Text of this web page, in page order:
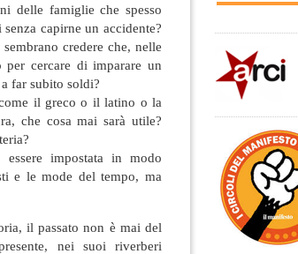
delle famiglie che spesso
capirne un accidente?
credere che, nelle
cercare di imparare un
far subito soldi?
il greco o il latino o la
che cosa mai sarà utile?
impostata in modo
e le mode del tempo, ma
il passato non è mai del
nei suoi riverberi